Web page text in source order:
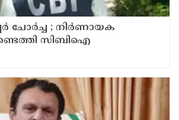
ചോർച്ച ; നിർണായക
സിബിഐ